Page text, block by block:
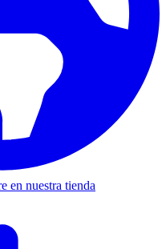
en nuestra tienda